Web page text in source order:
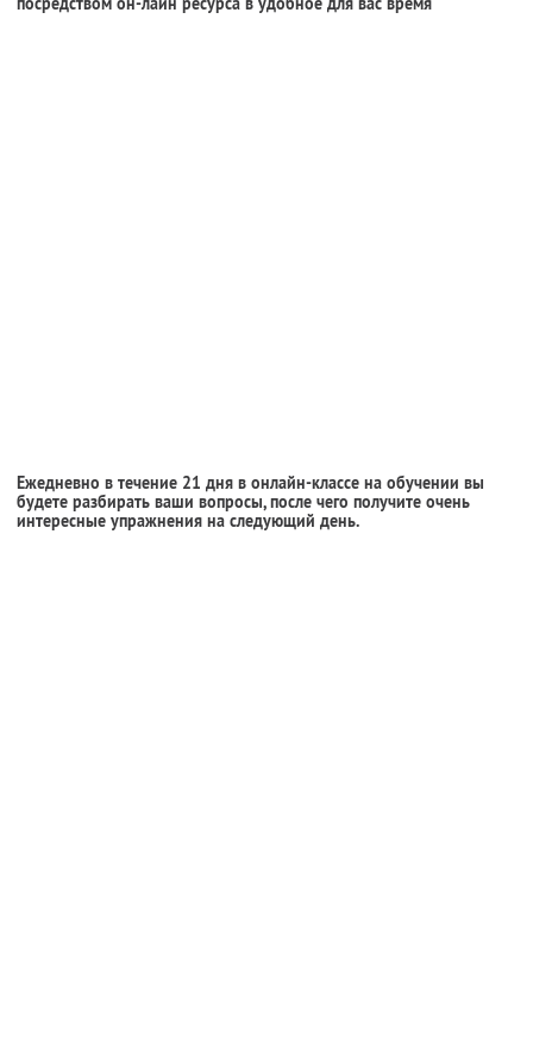
Ежедневно в течение 21 дня в онлайн-классе на обучении вы
будете разбирать ваши вопросы, после чего получите очень
интересные упражнения на следующий день.